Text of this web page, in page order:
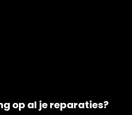
op al je reparaties?